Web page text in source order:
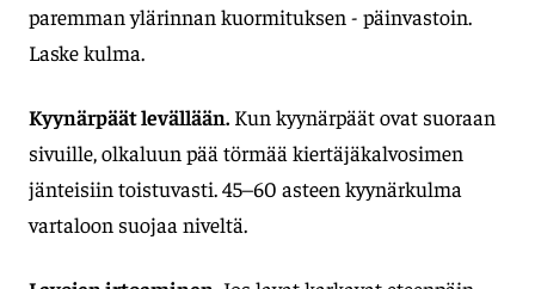
paremman ylärinnan kuormituksen - päinvastoin.
Laske kulma.
Kyynärpäät levällään. Kun kyynärpäät ovat suoraan
sivuille, olkaluun pää törmää kiertäjäkalvosimen
jänteisiin toistuvasti. 45–60 asteen kyynärkulma
vartaloon suojaa niveltä.